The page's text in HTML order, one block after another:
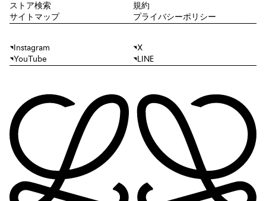
ストア検索
サイトマップ
規約
プライバシーポリシー
Instagram
X
YouTube
LINE